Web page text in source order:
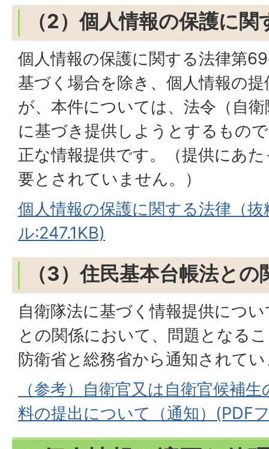
（2）個人情報の保護に
個人情報の保護に関する法律第
基づく場合を除き、個人情報の
が、本件については、法令（自
に基づき提供しようとするもの
正な情報提供です。（提供にあ
要とされていません。）
個人情報の保護に関する法律（
ル:247.1KB)
（3）住民基本台帳法との
自衛隊法に基づく情報提供につ
との関係において、問題となる
防衛省と総務省から通知されて
（参考）自衛官又は自衛官候補
料の提出について（通知）(PDF